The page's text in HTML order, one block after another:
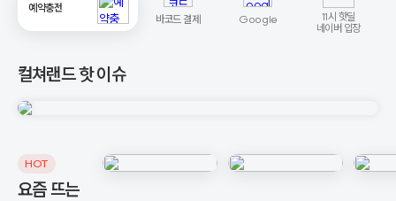
예약충전
바코드 결제 Google
11시 핫딜
네이버 입장
컬쳐랜드 핫 이슈
HOT
요즘 뜨는